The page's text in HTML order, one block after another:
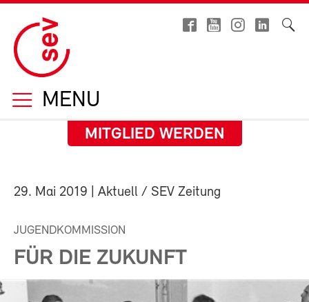
MENU
MITGLIED WERDEN
29. Mai 2019 | Aktuell / SEV Zeitung
JUGENDKOMMISSION
FÜR DIE ZUKUNFT